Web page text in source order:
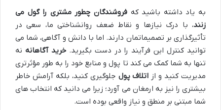
به یاد داشته باشید که فروشندگان چطور مشتری را گول می
زنند، با درک نیازها و نقاط ضعف روانشناختی ما، سعی در
تأثیرگذاری بر تصمیماتمان دارند. اما با دانش و آگاهی، شما می
توانید کنترل این فرآیند را در دست بگیرید.خرید آگاهانه نه
تنها به شما کمک می کند تا پول و منابع خود را به طور مؤثرتری
مدیریت کنید و از اتلاف پول جلوگیری کنید، بلکه آرامش خاطر
بیشتری را نیز به ارمغان می آورد؛ زیرا می دانید که انتخاب های
شما مبتنی بر منطق و نیاز واقعی بوده است.